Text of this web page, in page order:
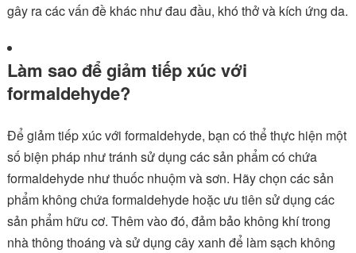
gây ra các vấn đề khác như đau đầu, khó thở và kích ứng da.
Làm sao để giảm tiếp xúc với
formaldehyde?
Để giảm tiếp xúc với formaldehyde, bạn có thể thực hiện một
số biện pháp như tránh sử dụng các sản phẩm có chứa
formaldehyde như thuốc nhuộm và sơn. Hãy chọn các sản
phẩm không chứa formaldehyde hoặc ưu tiên sử dụng các
sản phẩm hữu cơ. Thêm vào đó, đảm bảo không khí trong
nhà thông thoáng và sử dụng cây xanh để làm sạch không